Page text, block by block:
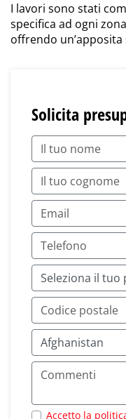
I lavori sono stati
specifica ad ogni
offrendo
Solicita
Accetto la